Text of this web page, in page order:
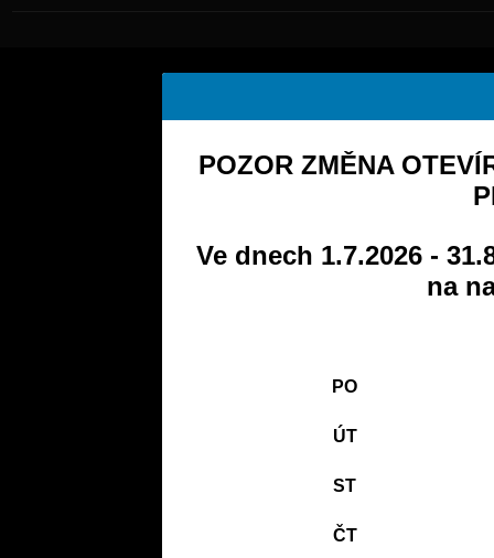
POZOR ZMĚNA
Ve dnech 1.7.2026 -
na
PO
ÚT
ST
ČT